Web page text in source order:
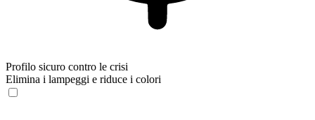
Profilo sicuro contro le crisi
Elimina i lampeggi e riduce i colori